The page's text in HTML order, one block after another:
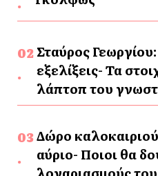
Σταύρος
εξελίξεις- Τα
λάπτοπ του
Δώρο
αύριο- Ποιοι θα